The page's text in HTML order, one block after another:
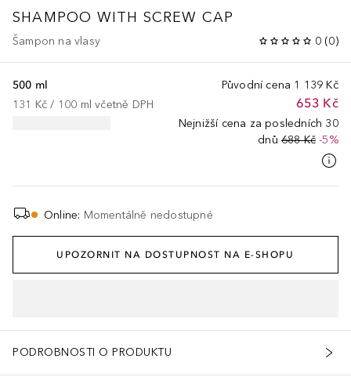
SHAMPOO WITH SCREW CAP
Šampon na vlasy 0 (0)
Původní cena 1 139 Kč
653 Kč
Nejnižší cena za posledních 30
dnů 688 Kč -5%
500 ml
131 Kč / 100 ml včetně DPH
Online: Momentálně nedostupné
UPOZORNIT NA DOSTUPNOST NA E-SHOPU
PODROBNOSTI O PRODUKTU